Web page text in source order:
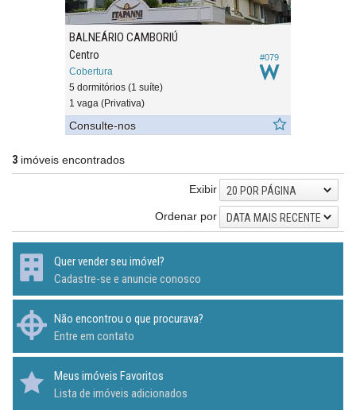
#079
BALNEÁRIO CAMBORIÚ
Centro
Cobertura
5 dormitórios (1 suíte)
1 vaga (Privativa)
Consulte-nos
3 imóveis encontrados
Exibir
20 POR PÁGINA
Ordenar por
DATA MAIS RECENTE
Quer vender seu imóvel?
Cadastre-se e anuncie conosco
Não encontrou o que procurava?
Entre em contato
Meus imóveis Favoritos
Lista de imóveis adicionados